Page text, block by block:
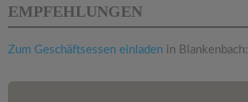
EMPFEHLUNGEN
Zum Geschäftsessen einladen in Blankenbach: